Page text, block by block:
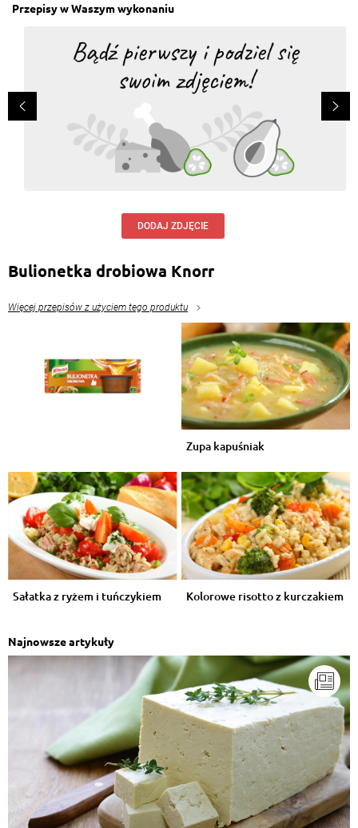
Przepisy w Waszym wykonaniu
DODAJ ZDJĘCIE
Bulionetka drobiowa Knorr
Więcej przepisów z użyciem tego produktu
Zupa kapuśniak
Sałatka z ryżem i tuńczykiem Kolorowe risotto z kurczakiem
Najnowsze artykuły